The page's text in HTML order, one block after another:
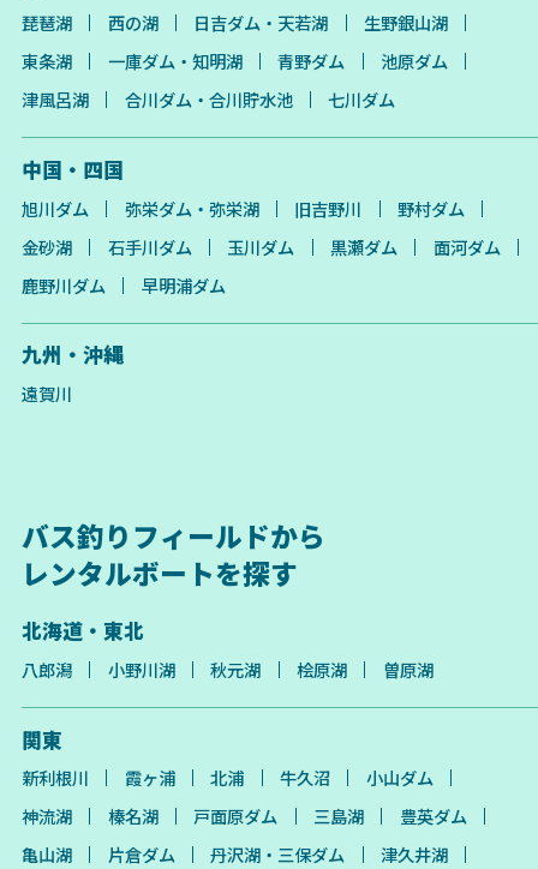
琵琶湖 西の湖 日吉ダム・天若湖
生野銀山湖
東条湖
一庫ダム・知明湖 青野ダム
池原ダム
津風呂湖
合川ダム・合川貯水池 七川ダム
中国・四国
旭川ダム 弥栄ダム・弥栄湖 旧吉野川
野村ダム
金砂湖
石手川ダム 玉川ダム 黒瀬ダム
面河ダム
鹿野川ダム
早明浦ダム
九州・沖縄
遠賀川
バス釣りフィールドから
レンタルボートを探す
北海道・東北
八郎潟 小野川湖 秋元湖 桧原湖 曽原湖
関東
新利根川 霞ヶ浦 北浦 牛久沼
小山ダム
神流湖
榛名湖 戸面原ダム 三島湖
豊英ダム
亀山湖
片倉ダム 丹沢湖・三保ダム
津久井湖